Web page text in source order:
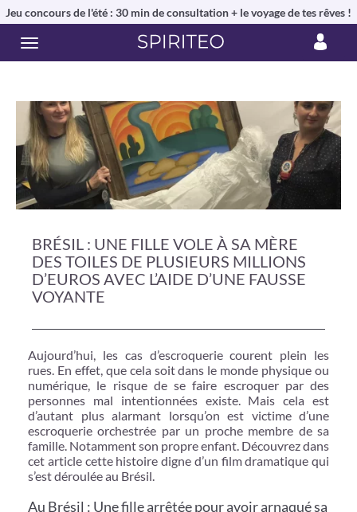
Jeu concours de l'été : 30 min de consultation + le voyage de tes rêves !
BRÉSIL : UNE FILLE VOLE À SA MÈRE
DES TOILES DE PLUSIEURS MILLIONS
D’EUROS AVEC L’AIDE D’UNE FAUSSE
VOYANTE
Aujourd’hui, les cas d’escroquerie courent plein les
rues. En effet, que cela soit dans le monde physique ou
numérique, le risque de se faire escroquer par des
personnes mal intentionnées existe. Mais cela est
d’autant plus alarmant lorsqu’on est victime d’une
escroquerie orchestrée par un proche membre de sa
famille. Notamment son propre enfant. Découvrez dans
cet article cette histoire digne d’un film dramatique qui
s’est déroulée au Brésil.
Au Brésil : Une fille arrêtée pour avoir arnaqué sa